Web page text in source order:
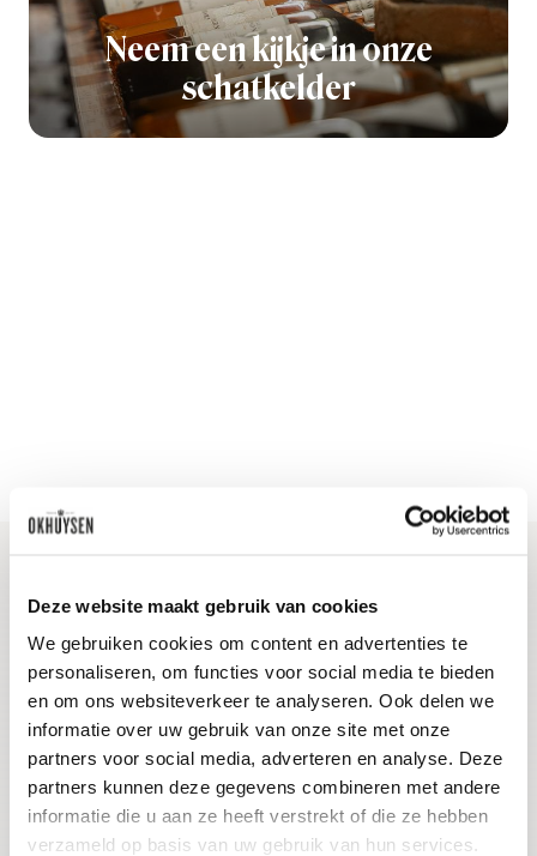
Deze website maakt gebruik van cookies
We gebruiken cookies om content en advertenties te
personaliseren, om functies voor social media te bieden
en om ons websiteverkeer te analyseren. Ook delen we
informatie over uw gebruik van onze site met onze
partners voor social media, adverteren en analyse. Deze
partners kunnen deze gegevens combineren met andere
informatie die u aan ze heeft verstrekt of die ze hebben
verzameld op basis van uw gebruik van hun services.
Neem een kijkje in onze
schatkelder
Blijf op de hoogte
Ontvang het laatste wijnnieuws, proeverijen en
evenementen
E-mailadres
Aanmelden